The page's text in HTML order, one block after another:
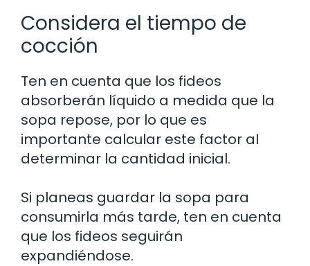
Considera el tiempo de
cocción
Ten en cuenta que los fideos
absorberán líquido a medida que la
sopa repose, por lo que es
importante calcular este factor al
determinar la cantidad inicial.
Si planeas guardar la sopa para
consumirla más tarde, ten en cuenta
que los fideos seguirán
expandiéndose.